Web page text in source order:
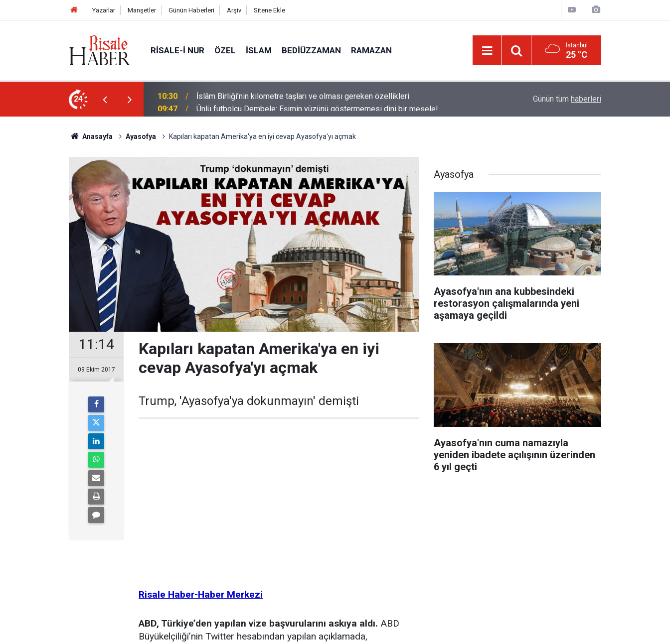
Yazarlar Manşetler Günün Haberleri Arşiv Sitene Ekle
RISALE-I NUR ÖZEL İSLAM BEDIÜZZAMAN RAMAZAN İstanbul
25 °C
24
olması gereken özellikleri 09:47 Ünlü futbolcu Dembele: Eşimin yüzünü göstermemesi dini bir mesele! Üniversite tercihlerinde son 2 gün
Günün tüm haberleri
Anasayfa Ayasofya Kapıları kapatan Amerika'ya en iyi cevap Ayasofya'yı açmak
11:14
09 Ekim 2017
Kapıları kapatan Amerika'ya en iyi
cevap Ayasofya'yı açmak
Trump, 'Ayasofya'ya dokunmayın' demişti
Risale Haber-Haber Merkezi
ABD, Türkiye’den yapılan vize başvurularını askıya aldı. ABD
Büyükelçiliği’nin Twitter hesabından yapılan açıklamada,
Ayasofya
Ayasofya'nın ana kubbesindeki
restorasyon çalışmalarında yeni
aşamaya geçildi
Ayasofya'nın cuma namazıyla
yeniden ibadete açılışının üzerinden
6 yıl geçti